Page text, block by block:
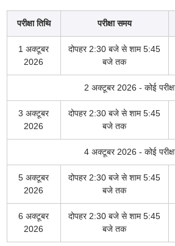
परीक्षा तिथि परीक्षा समय
1 अक्टूबर
2026
दोपहर 2:30 बजे से शाम 5:45
बजे तक
2 अक्टूबर 2026 - कोई
3 अक्टूबर
2026
दोपहर 2:30 बजे से शाम 5:45
बजे तक
4 अक्टूबर 2026 - कोई
5 अक्टूबर
2026
दोपहर 2:30 बजे से शाम 5:45
बजे तक
6 अक्टूबर
2026
दोपहर 2:30 बजे से शाम 5:45
बजे तक